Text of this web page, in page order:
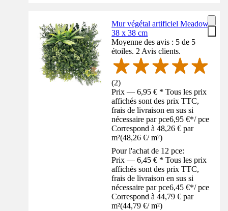
Mur végétal artificiel Meadow
38 x 38 cm
Moyenne des avis : 5 de 5
étoiles. 2 Avis clients.
(2)
Prix — 6,95 € * Tous les prix
affichés sont des prix TTC,
frais de livraison en sus si
nécessaire par pce6,95 €*/ pce
Correspond à 48,26 € par
m²(48,26 €/ m²)
Pour l'achat de 12 pce:
Prix — 6,45 € * Tous les prix
affichés sont des prix TTC,
frais de livraison en sus si
nécessaire par pce6,45 €*/ pce
Correspond à 44,79 € par
m²(44,79 €/ m²)